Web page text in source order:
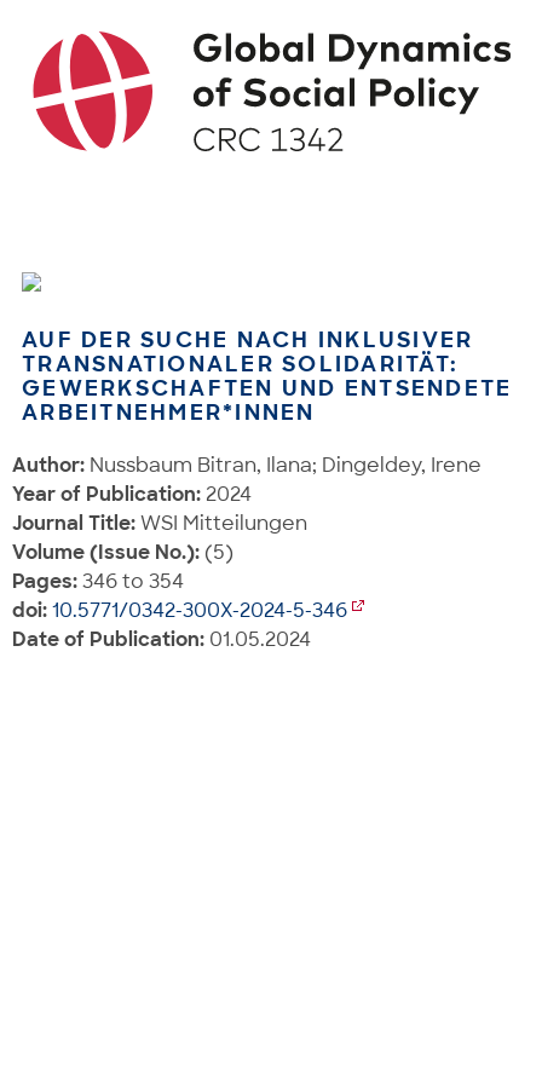
AUF DER SUCHE NACH INKLUSIVER
TRANSNATIONALER SOLIDARITÄT:
GEWERKSCHAFTEN UND ENTSENDETE
ARBEITNEHMER*INNEN
Author: Nussbaum Bitran, Ilana; Dingeldey, Irene
Year of Publication: 2024
Journal Title:WSI Mitteilungen
Volume (Issue No.): (5)
Pages:346 to 354
doi:10.5771/0342-300X-2024-5-346
Date of Publication: 01.05.2024